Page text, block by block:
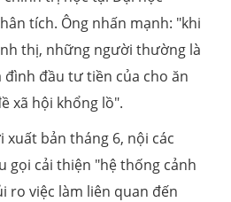
tích. Ông nhấn mạnh: "khi
thị, những người thường là
đình đầu tư tiền của cho ăn
xã hội khổng lồ".
bản tháng 6, nội các
gọi cải thiện "hệ thống cảnh
ro việc làm liên quan đến